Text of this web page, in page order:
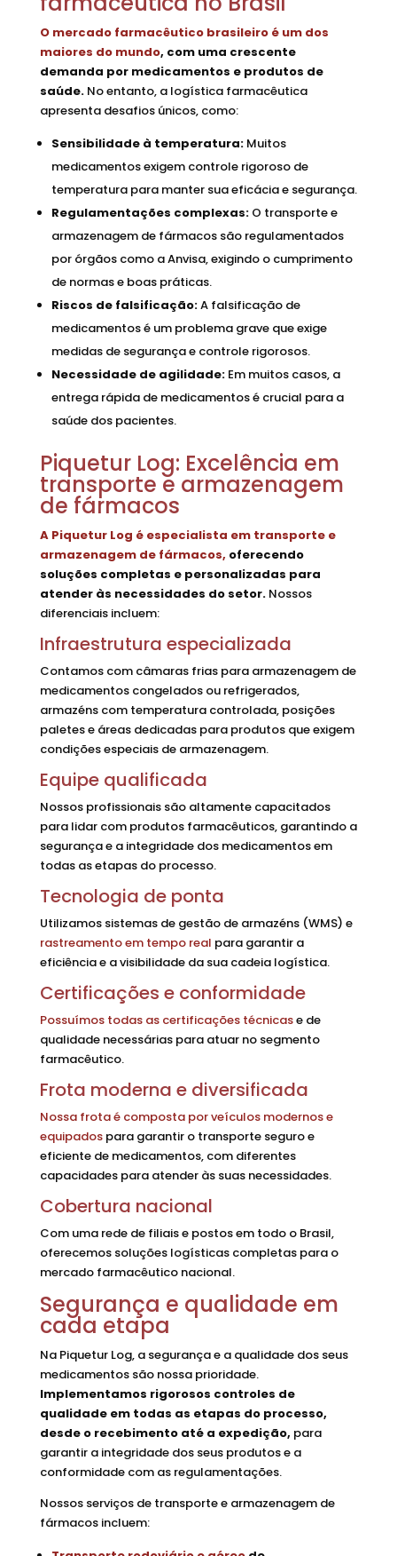
O mercado farmacêutico brasileiro é um dos
maiores do mundo, com uma crescente
demanda por medicamentos e produtos de
saúde.No entanto, a logística farmacêutica
apresenta desafios únicos, como:
Sensibilidade à temperatura:Muitos
medicamentos exigem controle rigoroso de
temperatura para manter sua eficácia e segurança.
Regulamentações complexas:O transporte e
armazenagem de fármacos são regulamentados
por órgãos como a Anvisa, exigindo o cumprimento
de normas e boas práticas.
Riscos de falsificação:A falsificação de
medicamentos é um problema grave que exige
medidas de segurança e controle rigorosos.
Necessidade de agilidade:Em muitos casos, a
entrega rápida de medicamentos é crucial para a
saúde dos pacientes.
Piquetur Log: Excelência em
transporte e armazenagem
de fármacos
A Piquetur Log é especialista em transporte e
armazenagem de fármacos, oferecendo
soluções completas e personalizadas para
atender às necessidades do setor.Nossos
diferenciais incluem:
Infraestrutura especializada
Contamos com câmaras frias para armazenagem de
medicamentos congelados ou refrigerados,
armazéns com temperatura controlada, posições
paletes e áreas dedicadas para produtos que exigem
condições especiais de armazenagem.
Equipe qualificada
Nossos profissionais são altamente capacitados
para lidar com produtos farmacêuticos, garantindo a
segurança e a integridade dos medicamentos em
todas as etapas do processo.
Tecnologia de ponta
Utilizamos sistemas de gestão de armazéns (WMS) e
rastreamento em tempo real para garantir a
eficiência e a visibilidade da sua cadeia logística.
Certificações e conformidade
Possuímos todas as certificações técnicase de
qualidade necessárias para atuar no segmento
farmacêutico.
Frota moderna e diversificada
Nossa frota é composta por veículos modernos e
equipadospara garantir o transporte seguro e
eficiente de medicamentos, com diferentes
capacidades para atender às suas necessidades.
Cobertura nacional
Com uma rede de filiais e postos em todo o Brasil,
oferecemos soluções logísticas completas para o
mercado farmacêutico nacional.
Segurança e qualidade em
cada etapa
Na Piquetur Log, a segurança e a qualidade dos seus
medicamentos são nossa prioridade.
Implementamos rigorosos controles de
qualidade em todas as etapas do processo,
desde o recebimento até a expedição, para
garantir a integridade dos seus produtos e a
conformidade com as regulamentações.
Nossos serviços de transporte e armazenagem de
fármacos incluem: